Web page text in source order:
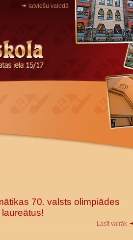
latviešu valodā
70. valsts olimpiādes
laureātus!
Lasīt vairāk